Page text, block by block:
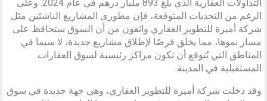
التداولات العقارية الذي بلغ 893 مليار درهم في عام 2024. وعلى
الرغم من التحديات المتوقعة، فإن مطوري المشاريع الناشئين مثل
شركة أميرة للتطوير العقاري واثقون من أن السوق ستحافظ على
مسار نموها، مما يخلق فرصًا لإطلاق مشاريع جديدة، لا سيما في
المناطق التي يُتوقع أن تكون مراكز رئيسية لسوق العقارات
المستقبلية في المدينة.
وقد دخلت شركة أميرة للتطوير العقاري، وهي جهة جديدة في سوق